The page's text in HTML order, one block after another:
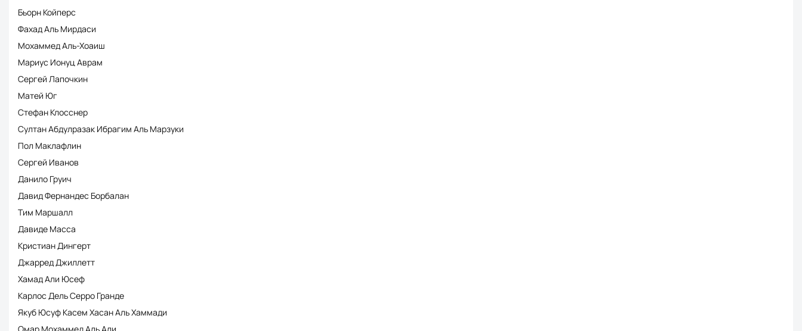
Бьорн Койперс
Фахад Аль Мирдаси
Мохаммед Аль-Хоаиш
Мариус Ионуц Аврам
Сергей Лапочкин
Матей Юг
Стефан Клосснер
Султан Абдулразак Ибрагим Аль Марзуки
Пол Маклафлин
Сергей Иванов
Данило Груич
Давид Фернандес Борбалан
Тим Маршалл
Давиде Масса
Кристиан Дингерт
Джарред Джиллетт
Хамад Али Юсеф
Карлос Дель Серро Гранде
Якуб Юсуф Касем Хасан Аль Хаммади